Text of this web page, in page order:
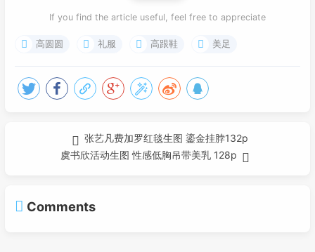
If you find the article useful, feel free to appreciate
高圆圆 礼服 高跟鞋 美足
张艺凡费加罗红毯生图 鎏金挂脖132p
虞书欣活动生图 性感低胸吊带美乳 128p
Comments